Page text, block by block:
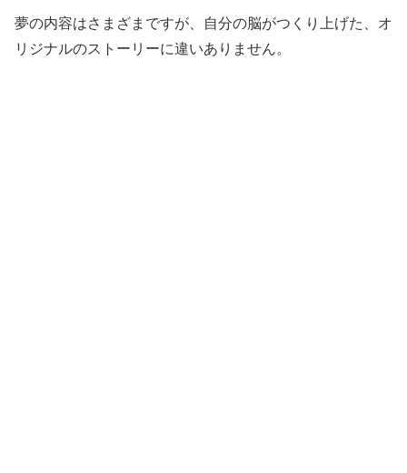
夢の内容はさまざまですが、自分の脳がつくり上げた、オ
リジナルのストーリーに違いありません。